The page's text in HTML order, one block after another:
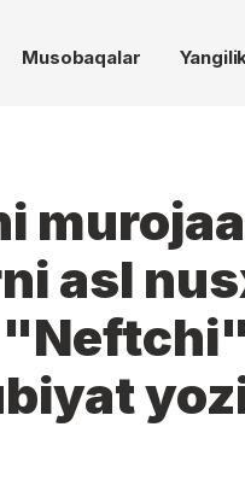
Musobaqalar
asl